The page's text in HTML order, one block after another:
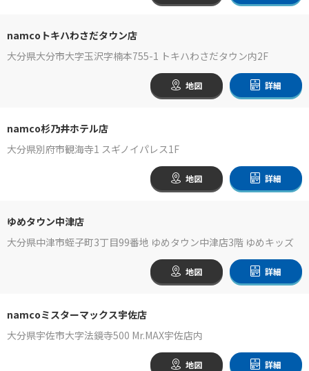
namcoトキハわさだタウン店
大分県大分市大字玉沢字楠本755-1 トキハわさだタウン内2F
地図 詳細
namco杉乃井ホテル店
大分県別府市観海寺1 スギノイパレス1F
地図 詳細
ゆめタウン中津店
大分県中津市蛭子町3丁目99番地 ゆめタウン中津店3階 ゆめキッズ
地図 詳細
namcoミスターマックス宇佐店
大分県宇佐市大字法鏡寺500 Mr.MAX宇佐店内
地図 詳細